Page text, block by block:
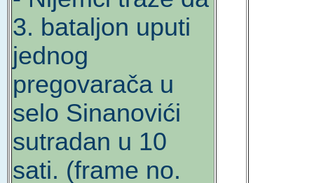
3. bataljon uputi
jednog
pregovarača u
selo Sinanovići
sutradan u 10
sati. (frame no.